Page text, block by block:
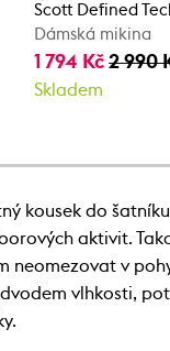
Scott Defined
Dámská mikina
1 794 Kč2 990
Skladem
kousek do
aktivit.
neomezovat v
vlhkosti,